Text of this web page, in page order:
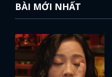
BÀI MỚI NHẤT